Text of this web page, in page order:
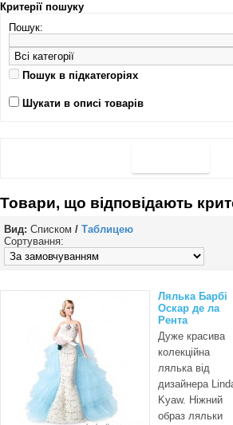
Критерії пошуку
Пошук:
Пошук в підкатегоріях
Шукати в описі товарів
Товари, що відповідають
Вид: Списком / Таблицею
Сортування:
Лялька Барбі
Оскар де ла
Рента
Дуже красива
колекційна
лялька від
дизайнера
Kyaw. Ніжний
образ ляльки